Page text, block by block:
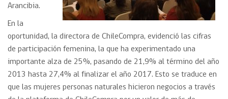
Arancibia.
En la
oportunidad, la directora de ChileCompra, evidenció las cifras
de participación femenina, la que ha experimentado una
importante alza de 25%, pasando de 21,9% al término del año
2013 hasta 27,4% al finalizar el año 2017. Esto se traduce en
que las mujeres personas naturales hicieron negocios a través